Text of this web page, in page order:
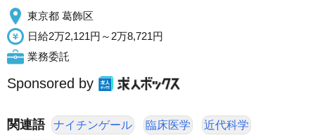
東京都 葛飾区
日給2万2,121円～2万8,721円
業務委託
Sponsored by
関連語 ナイチンゲール 臨床医学 近代科学